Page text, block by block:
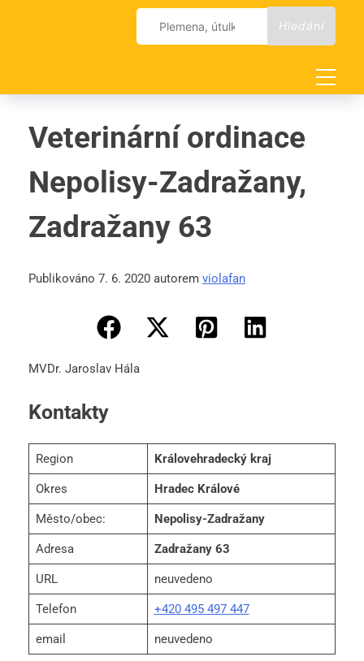
Vyhledávání
Veterinární ordinace
Nepolisy-Zadražany,
Zadražany 63
Publikováno 7. 6. 2020 autorem violafan
MVDr. Jaroslav Hála
Kontakty
Region Královehradecký kraj
Okres Hradec Králové
Město/obec: Nepolisy-Zadražany
Adresa Zadražany 63
URL neuvedeno
Telefon +420 495 497 447
email neuvedeno